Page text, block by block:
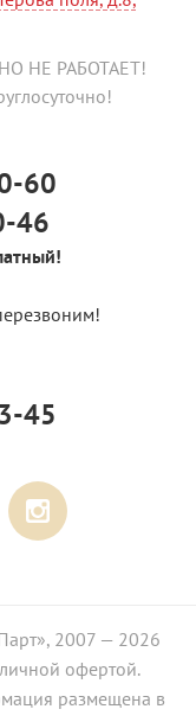
НЕ РАБОТАЕТ!
60
46
45
2007 — 2026
офертой.
размещена в